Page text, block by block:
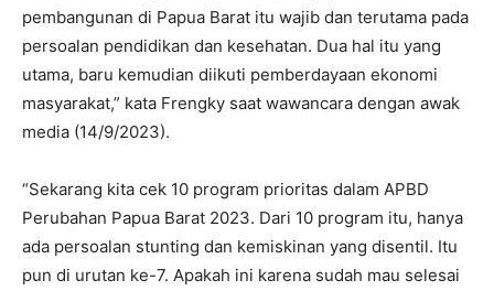
pembangunan di Papua Barat itu wajib dan terutama pada
persoalan pendidikan dan kesehatan. Dua hal itu yang
utama, baru kemudian diikuti pemberdayaan ekonomi
masyarakat,” kata Frengky saat wawancara dengan awak
media (14/9/2023).
“Sekarang kita cek 10 program prioritas dalam APBD
Perubahan Papua Barat 2023. Dari 10 program itu, hanya
ada persoalan stunting dan kemiskinan yang disentil. Itu
pun di urutan ke-7. Apakah ini karena sudah mau selesai